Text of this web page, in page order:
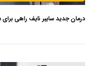
درمان جدید سایبر نایف راهی